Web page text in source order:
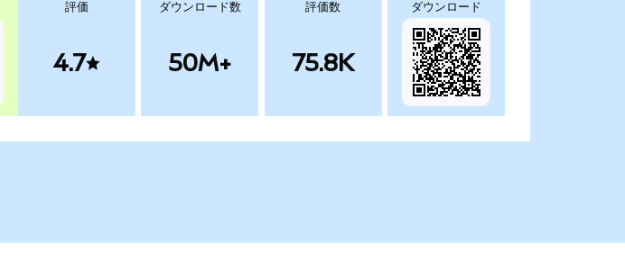
評価
4.7
ダウンロード数
50M+
評価数
75.8K
ダウンロード